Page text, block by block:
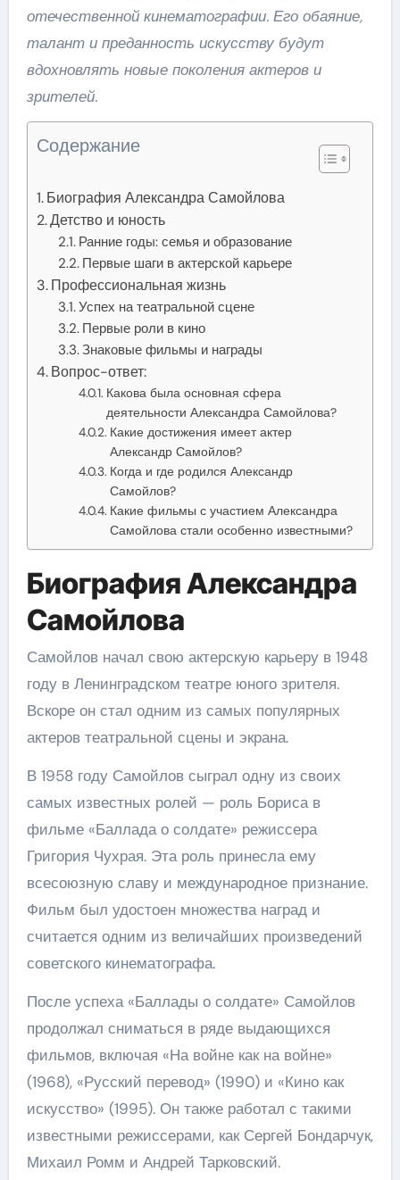
отечественной кинематографии. Его обаяние,
талант и преданность искусству будут
вдохновлять новые поколения актеров и
зрителей.
Содержание
Биография Александра Самойлова
Детство и юность
Ранние годы: семья и образование
Первые шаги в актерской карьере
Профессиональная жизнь
Успех на театральной сцене
Первые роли в кино
Знаковые фильмы и награды
Вопрос-ответ:
Какова была основная сфера
деятельности Александра Самойлова?
Какие достижения имеет актер
Александр Самойлов?
Когда и где родился Александр
Самойлов?
Какие фильмы с участием Александра
Самойлова стали особенно известными?
Биография Александра
Самойлова
Самойлов начал свою актерскую карьеру в 1948
году в Ленинградском театре юного зрителя.
Вскоре он стал одним из самых популярных
актеров театральной сцены и экрана.
В 1958 году Самойлов сыграл одну из своих
самых известных ролей — роль Бориса в
фильме «Баллада о солдате» режиссера
Григория Чухрая. Эта роль принесла ему
всесоюзную славу и международное признание.
Фильм был удостоен множества наград и
считается одним из величайших произведений
советского кинематографа.
После успеха «Баллады о солдате» Самойлов
продолжал сниматься в ряде выдающихся
фильмов, включая «На войне как на войне»
(1968), «Русский перевод» (1990) и «Кино как
искусство» (1995). Он также работал с такими
известными режиссерами, как Сергей Бондарчук,
Михаил Ромм и Андрей Тарковский.